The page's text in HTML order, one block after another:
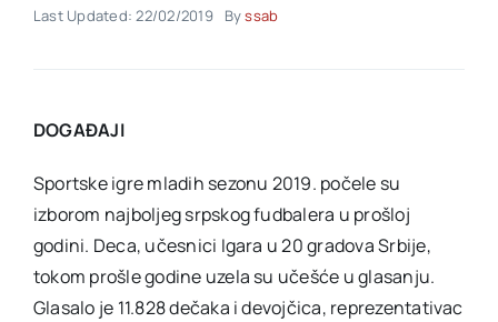
Kontakt
Last Updated: 22/02/2019 Byssab
DOGAĐAJI
Sportske igre mladih sezonu 2019. počele su
izborom najboljeg srpskog fudbalera u prošloj
godini. Deca, učesnici Igara u 20 gradova Srbije,
tokom prošle godine uzela su učešće u glasanju.
Glasalo je 11.828 dečaka i devojčica, reprezentativac